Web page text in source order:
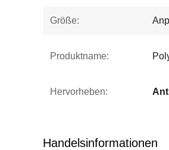
Größe:
Produktname:
Hervorheben:
Handelsinformationen